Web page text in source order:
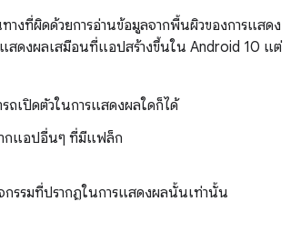
งที่ผิดด้วยการอ่านข้อมูลจากพื้นผิวของการแสดง
สดงผลเสมือนที่แอปสร้างขึ้นใน Android 10 แต่
รถเปิดตัวในการแสดงผลใดก็ได้
ากแอปอื่นๆ ที่มีแฟล็ก
รรมที่ปรากฏในการแสดงผลนั้นเท่านั้น